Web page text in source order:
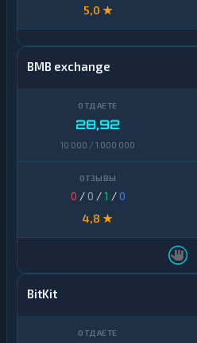
5,0 ★
BMB exchange
28,92
10 000 / 1 000 000
0 / 0 /1 /0
4,8 ★
BitKit